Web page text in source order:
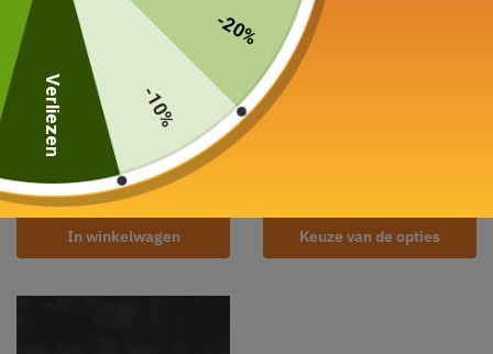
Minitheepot
Yixing 100ml
89,00€
In winkelwagen
Mug in Argile
Yixing 340ml
Keuze van de opties
-20%
-10%
Verliezen